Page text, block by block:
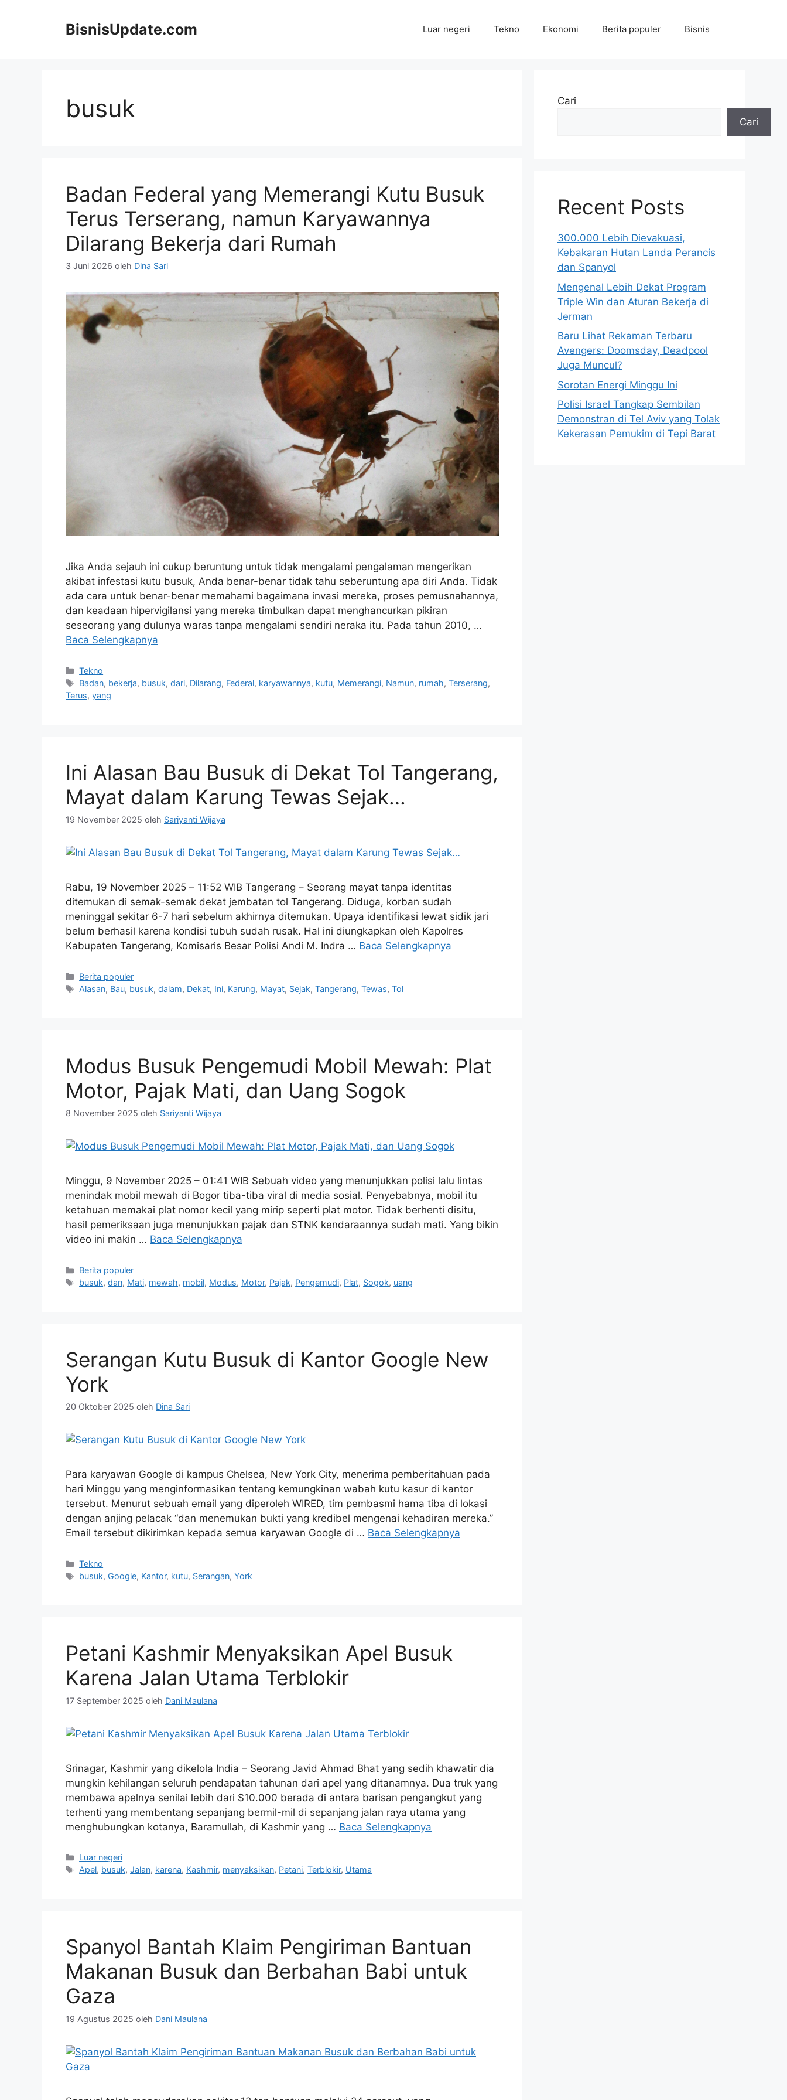
BisnisUpdate.com Luar negeri Tekno Ekonomi Berita populer Bisnis
busuk
Badan Federal yang Memerangi Kutu Busuk
Terus Terserang, namun Karyawannya
Dilarang Bekerja dari Rumah
3 Juni 2026 oleh Dina Sari
Jika Anda sejauh ini cukup beruntung untuk tidak mengalami pengalaman mengerikan
akibat infestasi kutu busuk, Anda benar-benar tidak tahu seberuntung apa diri Anda. Tidak
ada cara untuk benar-benar memahami bagaimana invasi mereka, proses pemusnahannya,
dan keadaan hipervigilansi yang mereka timbulkan dapat menghancurkan pikiran
seseorang yang dulunya waras tanpa mengalami sendiri neraka itu. Pada tahun 2010, …
Baca Selengkapnya
Kategori
Tekno
Tag
Badan, bekerja, busuk,dari, Dilarang, Federal, karyawannya, kutu, Memerangi, Namun, rumah,Terserang,
Terus, yang
Ini Alasan Bau Busuk di Dekat Tol Tangerang,
Mayat dalam Karung Tewas Sejak…
19 November 2025 oleh Sariyanti Wijaya
Rabu, 19 November 2025 – 11:52 WIB Tangerang – Seorang mayat tanpa identitas
ditemukan di semak-semak dekat jembatan tol Tangerang. Diduga, korban sudah
meninggal sekitar 6-7 hari sebelum akhirnya ditemukan. Upaya identifikasi lewat sidik jari
belum berhasil karena kondisi tubuh sudah rusak. Hal ini diungkapkan oleh Kapolres
Kabupaten Tangerang, Komisaris Besar Polisi Andi M. Indra … Baca Selengkapnya
Kategori
Berita populer
Tag
Alasan, Bau, busuk,dalam, Dekat, Ini, Karung, Mayat, Sejak,Tangerang,Tewas,Tol
Modus Busuk Pengemudi Mobil Mewah: Plat
Motor, Pajak Mati, dan Uang Sogok
8 November 2025 oleh Sariyanti Wijaya
Minggu, 9 November 2025 – 01:41 WIB Sebuah video yang menunjukkan polisi lalu lintas
menindak mobil mewah di Bogor tiba-tiba viral di media sosial. Penyebabnya, mobil itu
ketahuan memakai plat nomor kecil yang mirip seperti plat motor. Tidak berhenti disitu,
hasil pemeriksaan juga menunjukkan pajak dan STNK kendaraannya sudah mati. Yang bikin
video ini makin … Baca Selengkapnya
Kategori
Berita populer
Tag
busuk,dan, Mati, mewah, mobil, Modus, Motor, Pajak, Pengemudi, Plat, Sogok, uang
Serangan Kutu Busuk di Kantor Google New
York
20 Oktober 2025 oleh Dina Sari
Para karyawan Google di kampus Chelsea, New York City, menerima pemberitahuan pada
hari Minggu yang menginformasikan tentang kemungkinan wabah kutu kasur di kantor
tersebut. Menurut sebuah email yang diperoleh WIRED, tim pembasmi hama tiba di lokasi
dengan anjing pelacak “dan menemukan bukti yang kredibel mengenai kehadiran mereka.”
Email tersebut dikirimkan kepada semua karyawan Google di … Baca Selengkapnya
Kategori
Tekno
Tag
busuk, Google, Kantor, kutu, Serangan,York
Petani Kashmir Menyaksikan Apel Busuk
Karena Jalan Utama Terblokir
17 September 2025 oleh Dani Maulana
Srinagar, Kashmir yang dikelola India – Seorang Javid Ahmad Bhat yang sedih khawatir dia
mungkin kehilangan seluruh pendapatan tahunan dari apel yang ditanamnya. Dua truk yang
membawa apelnya senilai lebih dari $10.000 berada di antara barisan pengangkut yang
terhenti yang membentang sepanjang bermil-mil di sepanjang jalan raya utama yang
menghubungkan kotanya, Baramullah, di Kashmir yang … Baca Selengkapnya
Kategori
Luar negeri
Tag
Apel, busuk,Jalan, karena, Kashmir, menyaksikan, Petani,Terblokir, Utama
Spanyol Bantah Klaim Pengiriman Bantuan
Makanan Busuk dan Berbahan Babi untuk
Gaza
19 Agustus 2025 oleh Dani Maulana
Cari
Cari
Recent Posts
300.000 Lebih Dievakuasi,
Kebakaran Hutan Landa Perancis
dan Spanyol
Mengenal Lebih Dekat Program
Triple Win dan Aturan Bekerja di
Jerman
Baru Lihat Rekaman Terbaru
Avengers: Doomsday, Deadpool
Juga Muncul?
Sorotan Energi Minggu Ini
Polisi Israel Tangkap Sembilan
Demonstran di Tel Aviv yang Tolak
Kekerasan Pemukim di Tepi Barat